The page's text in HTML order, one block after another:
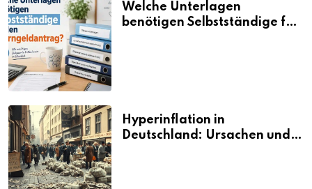
Welche Unterlagen
benötigen Selbstständige für
Hyperinflation in
Deutschland: Ursachen und